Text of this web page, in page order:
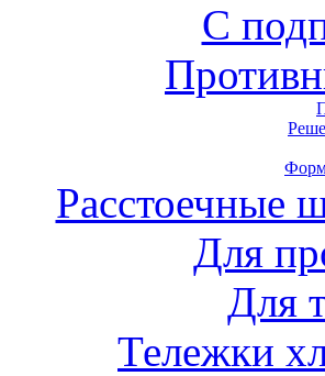
С
Расстоечные
Для
Для
Тележки